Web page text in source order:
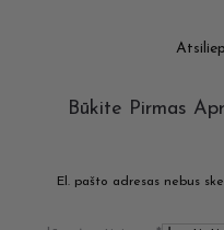
S
Būkite Pirmas
El. pašto adresas nebus